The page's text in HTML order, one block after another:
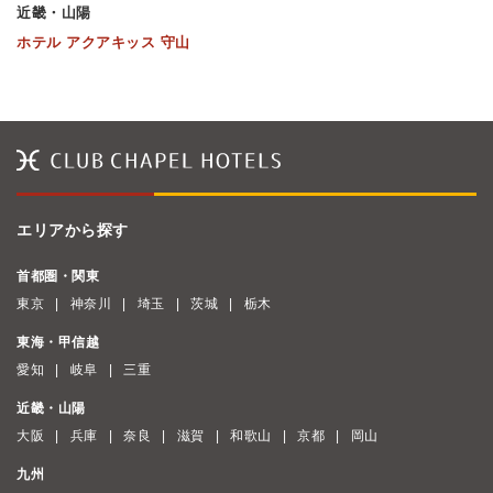
近畿・山陽
ホテル アクアキッス 守山
エリアから探す
首都圏・関東
東京
神奈川 埼玉 茨城 栃木
東海・甲信越
愛知
岐阜 三重
近畿・山陽
大阪
兵庫 奈良 滋賀 和歌山 京都 岡山
九州